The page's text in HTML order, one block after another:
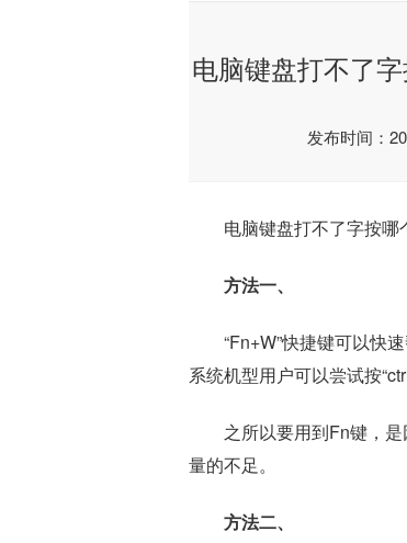
电脑键盘打不了
发布时间：
电脑键盘打不了字按哪
方法一、
“Fn+W”快捷键可以快
系统机型用户可以尝试按
之所以要用到Fn键，
量的不足。
方法二、